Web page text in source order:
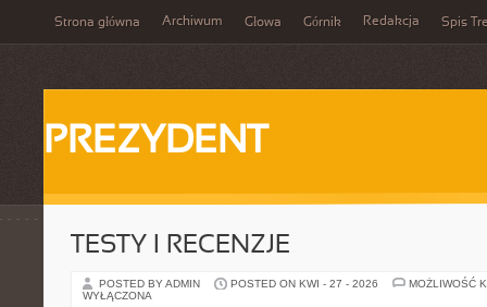
Strona główna Archiwum Głowa Górnik Redakcja Spis
PREZYDENT
TESTY I RECENZJE
POSTED BY ADMIN POSTED ON KWI - 27 - 2026
MOŻLIWOŚĆ
WYŁĄCZONA